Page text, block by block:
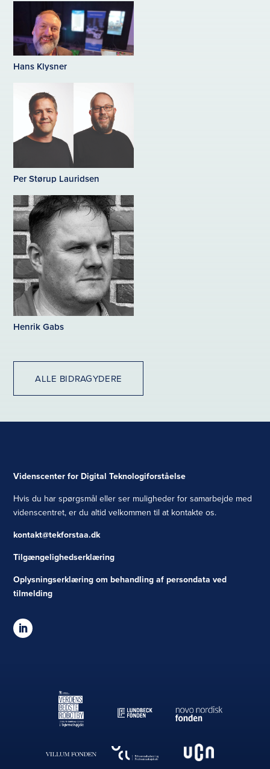
Hans Klysner
Per Størup Lauridsen
Henrik Gabs
ALLE BIDRAGYDERE
Videnscenter for Digital Teknologiforståelse
Hvis du har spørgsmål eller ser muligheder for samarbejde med
videnscentret, er du altid velkommen til at kontakte os.
kontakt@tekforstaa.dk
Tilgængelighedserklæring
Oplysningserklæring om behandling af persondata ved
tilmelding